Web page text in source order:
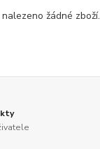
žádné zboží.